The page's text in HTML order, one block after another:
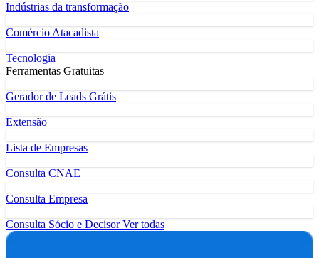
Indústrias da transformação
Comércio Atacadista
Tecnologia
Ferramentas Gratuitas
Gerador de Leads Grátis
Extensão
Lista de Empresas
Consulta CNAE
Consulta Empresa
Consulta Sócio e DecisorVer todas